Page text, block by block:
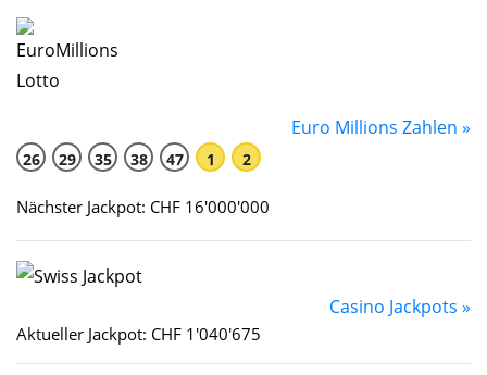
Euro Millions Zahlen »
26 29 35 38 47 1 2
Nächster Jackpot: CHF 16'000'000
Casino Jackpots »
Aktueller Jackpot: CHF 1'040'675